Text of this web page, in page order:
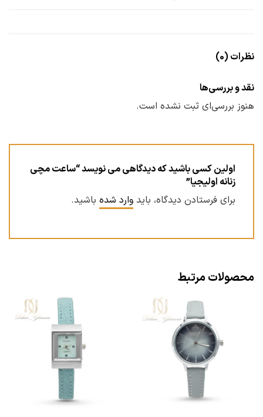
نظرات (0)
نقد و بررسی‌ها
هنوز بررسی‌ای ثبت نشده است.
اولین کسی باشید که دیدگاهی می نویسد “ساعت مچی
زنانه اولیجیا”
برای فرستادن دیدگاه، باید وارد شده باشید.
محصولات مرتبط